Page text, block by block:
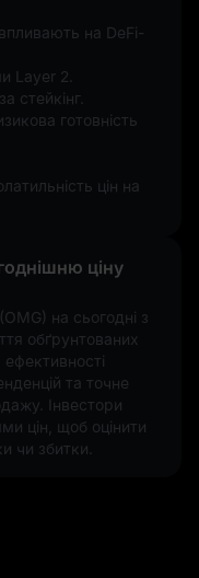
на DeFi-
Layer 2.
стейкінг.
готовність
цін на
ціну
на сьогодні з
обґрунтованих
та точне
Інвестори
цін, щоб оцінити
чи збитки.